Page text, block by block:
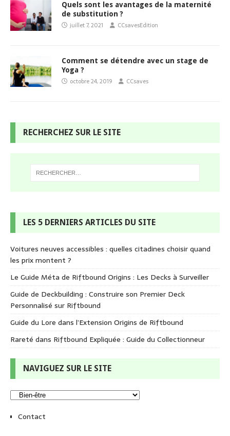
Quels sont les avantages de la maternité
de substitution ?
juillet 7, 2021 CCsavesEdition
Comment se détendre avec un stage de
Yoga ?
octobre 24, 2019 CCsaves
RECHERCHEZ SUR LE SITE
LES 5 DERNIERS ARTICLES DU SITE
Voitures neuves accessibles : quelles citadines choisir quand
les prix montent ?
Le Guide Méta de Riftbound Origins : Les Decks à Surveiller
Guide de Deckbuilding : Construire son Premier Deck
Personnalisé sur Riftbound
Guide du Lore dans l’Extension Origins de Riftbound
Rareté dans Riftbound Expliquée : Guide du Collectionneur
NAVIGUEZ SUR LE SITE
Contact